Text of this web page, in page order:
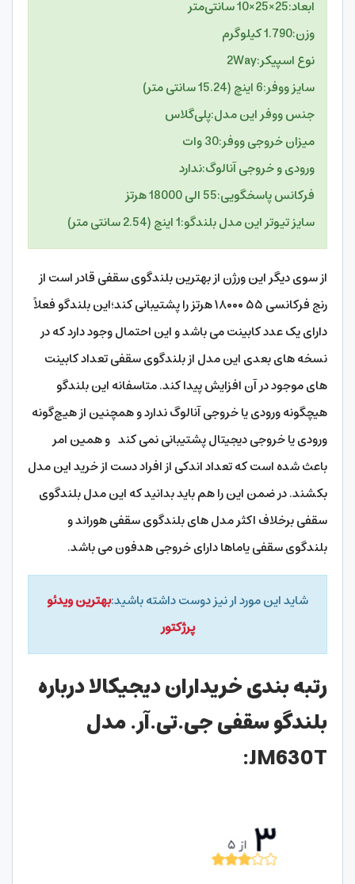
ابعاد:25×25×10 سانتی‌متر
وزن:1.790 کیلوگرم
نوع اسپیکر:2Way
سایز ووفر:6 اینچ (15.24 سانتی متر)
جنس ووفر این مدل:پلی‌گلاس
میزان خروجی ووفر:30 وات
ورودی و خروجی آنالوگ:ندارد
فرکانس پاسخگویی:55 الی 18000 هرتز
سایز تیوتر این مدل بلندگو:1 اینچ (2.54 سانتی متر)
از سوی دیگر این ورژن از بهترین بلندگوی سقفی قادر است از
رنج فرکانسی ۵۵ ۱۸۰۰۰ هرتز را پشتیبانی کند؛این بلندگو فعلاً
دارای یک عدد کابینت می باشد و این احتمال وجود دارد که در
نسخه های بعدی این مدل از بلندگوی سقفی تعداد کابینت
های موجود در آن افزایش پیدا کند. متاسفانه این بلندگو
هیچگونه ورودی یا خروجی آنالوگ ندارد و همچنین از هیچ‌گونه
ورودی یا خروجی دیجیتال پشتیبانی نمی کند و همین امر
باعث شده است که تعداد اندکی از افراد دست از خرید این مدل
بکشند. در ضمن این را هم باید بدانید که این مدل بلندگوی
سقفی برخلاف اکثر مدل های بلندگوی سقفی هوراند و
بلندگوی سقفی یاماها دارای خروجی هدفون می باشد.
شاید این مورد ار نیز دوست داشته باشید:بهترین ویدئو
پرژکتور
رتبه بندی خریداران دیجیکالا درباره
بلندگو سقفی جی.تی.آر. مدل
JM630T: